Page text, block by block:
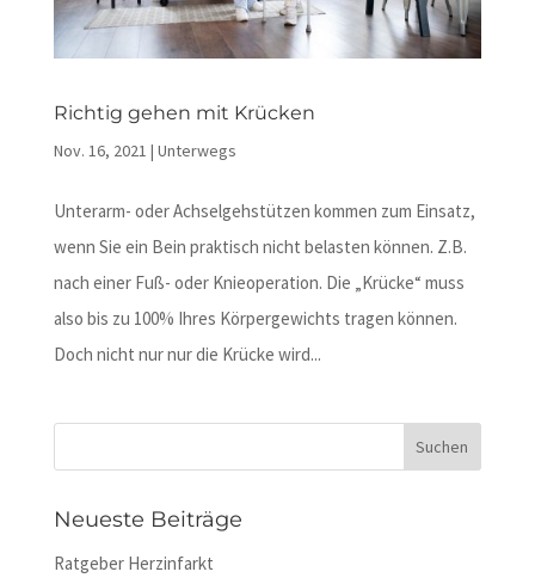
Richtig gehen mit Krücken
Nov. 16, 2021 | Unterwegs
Unterarm- oder Achselgehstützen kommen zum Einsatz,
wenn Sie ein Bein praktisch nicht belasten können. Z.B.
nach einer Fuß- oder Knieoperation. Die „Krücke“ muss
also bis zu 100% Ihres Körpergewichts tragen können.
Doch nicht nur nur die Krücke wird...
Neueste Beiträge
Ratgeber Herzinfarkt